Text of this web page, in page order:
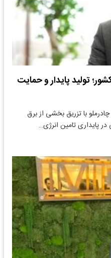
تولید پایدار و حمایت
با تزریق بخشی از برق
پایداری تامین انرژی…